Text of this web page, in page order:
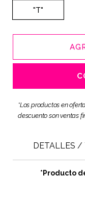
"T"
*Los productos en
descuento son ventas
DETALLES /
*Producto